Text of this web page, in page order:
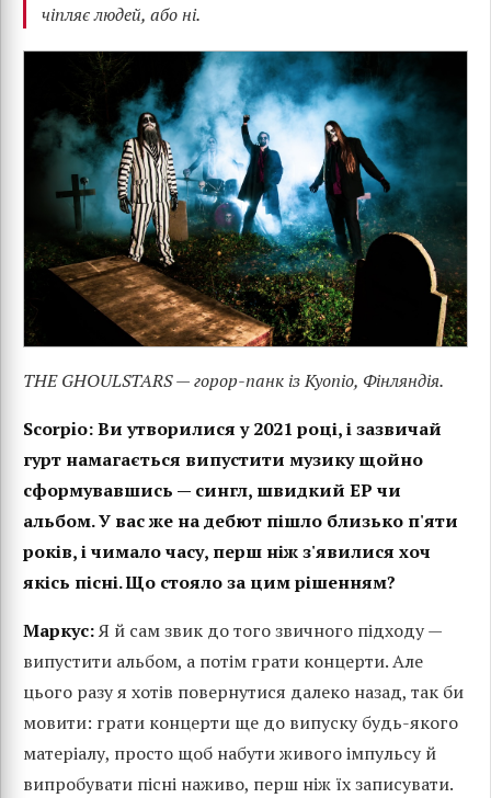
чіпляє людей, або ні.
THE GHOULSTARS — горор-панк із Куопіо, Фінляндія.
Scorpio: Ви утворилися у 2021 році, і зазвичай
гурт намагається випустити музику щойно
сформувавшись — сингл, швидкий EP чи
альбом. У вас же на дебют пішло близько п'яти
років, і чимало часу, перш ніж з'явилися хоч
якісь пісні. Що стояло за цим рішенням?
Маркус:Я й сам звик до того звичного підходу —
випустити альбом, а потім грати концерти. Але
цього разу я хотів повернутися далеко назад, так би
мовити: грати концерти ще до випуску будь-якого
матеріалу, просто щоб набути живого імпульсу й
випробувати пісні наживо, перш ніж їх записувати.